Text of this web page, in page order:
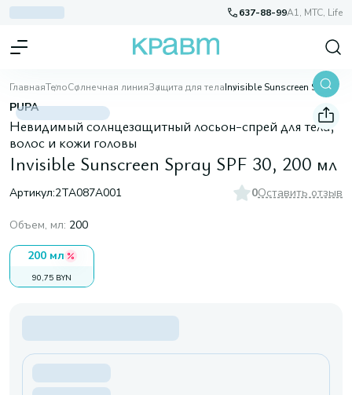
637-88-99A1, МТС, Life
ГлавнаяТелоСолнечная линияЗащита для тела Invisible Sunscreen Spray SPF 30, 200 мл
PUPA
Невидимый солнцезащитный лосьон-спрей для тела,
волос и кожи головы
Invisible Sunscreen Spray SPF 30, 200 мл
Артикул:2TA087A001 0Оставить отзыв
Объем, мл: 200
200 мл
90,75 BYN